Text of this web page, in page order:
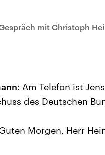
mit Christoph
Am Telefon ist
des Deutschen
Morgen, Herr